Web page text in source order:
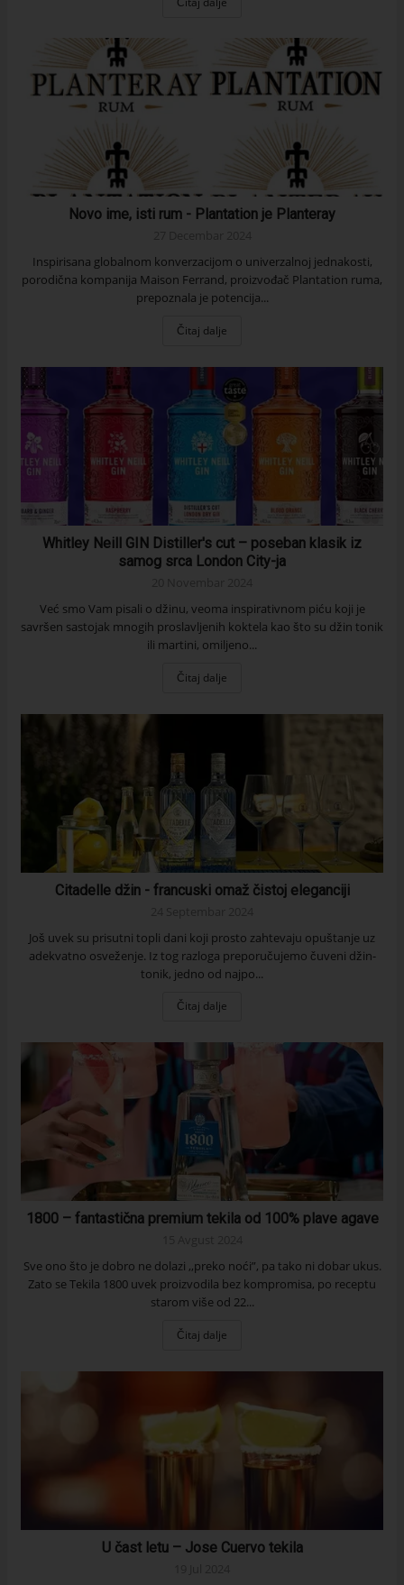
Novo ime, isti rum - Plantation je Planteray
Inspirisana globalnom konverzacijom o univerzalnoj jednakosti,
porodična kompanija Maison Ferrand, proizvođač Plantation ruma,
prepoznala je potencija...
Čitaj dalje
Whitley Neill GIN Distiller's cut – poseban klasik iz
samog srca London City-ja
Već smo Vam pisali o džinu, veoma inspirativnom piću koji je
savršen sastojak mnogih proslavljenih koktela kao što su džin tonik
ili martini, omiljeno...
Čitaj dalje
Citadelle džin - francuski omaž čistoj eleganciji
Još uvek su prisutni topli dani koji prosto zahtevaju opuštanje uz
adekvatno osveženje. Iz tog razloga preporučujemo čuveni džin-
tonik, jedno od najpo...
Čitaj dalje
1800 – fantastična premium tekila od 100% plave agave
Sve ono što je dobro ne dolazi ,,preko noći”, pa tako ni dobar ukus.
Zato se Tekila 1800 uvek proizvodila bez kompromisa, po receptu
starom više od 22...
Čitaj dalje
U čast letu – Jose Cuervo tekila